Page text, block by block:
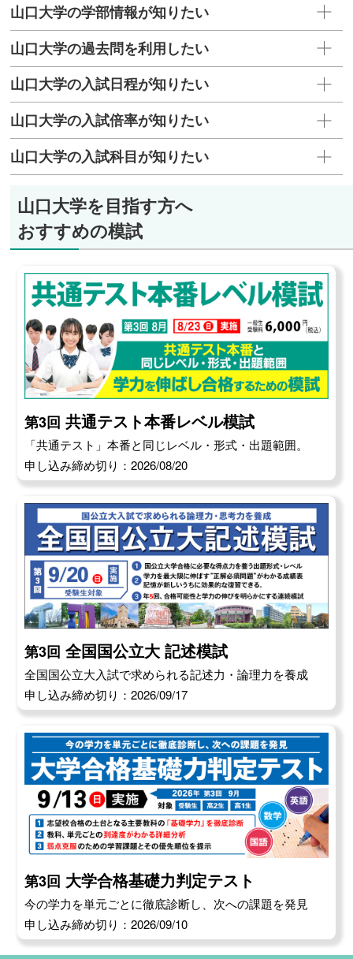
山口大学の学部情報が知りたい
山口大学の過去問を利用したい
山口大学の入試日程が知りたい
山口大学の入試倍率が知りたい
山口大学の入試科目が知りたい
山口大学を目指す方へ
おすすめの模試
第3回 共通テスト本番レベル模試
「共通テスト」本番と同じレベル・形式・出題範囲。
申し込み締め切り：2026/08/20
第3回 全国国公立大 記述模試
全国国公立大入試で求められる記述力・論理力を養成
申し込み締め切り：2026/09/17
第3回 大学合格基礎力判定テスト
今の学力を単元ごとに徹底診断し、次への課題を発見
申し込み締め切り：2026/09/10